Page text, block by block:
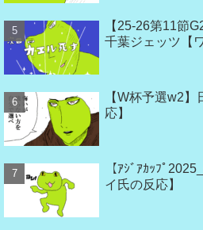
【25-26第11節
千葉ジェッツ【
【W杯予選w2
応】
【ｱｼﾞｱｶｯﾌﾟ
イ氏の反応】